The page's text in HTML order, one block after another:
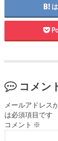
コメン
メールアドレス
は必須項目です
コメント ※